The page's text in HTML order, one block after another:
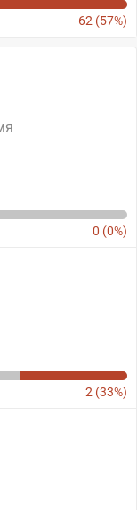
62 (57%)
0 (0%)
2 (33%)